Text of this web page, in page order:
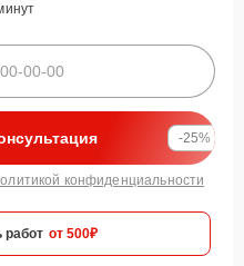
-25%
конфиденциальности
работ от 500₽